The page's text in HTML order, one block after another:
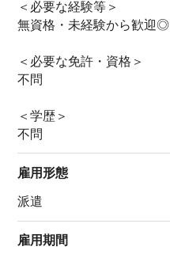
＜必要な経験等＞
無資格・未経験から歓迎◎
＜必要な免許・資格＞
不問
＜学歴＞
不問
雇用形態
派遣
雇用期間